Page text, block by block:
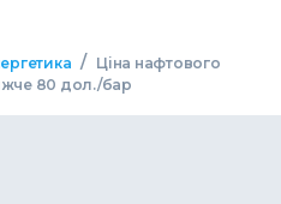
/ Ціна нафтового
80 дол./бар